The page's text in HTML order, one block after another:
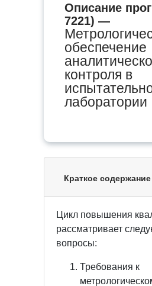
Описание
7221) —
обеспечение
контроля в
лаборатории
Краткое содержание
Цикл повышения
рассматривает
вопросы:
Требования к